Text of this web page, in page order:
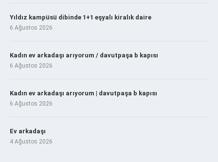
Yıldız kampüsü dibinde 1+1 eşyalı kiralık daire
6 Ağustos 2026
Kadın ev arkadaşı arıyorum / davutpaşa b kapısı
6 Ağustos 2026
Kadın ev arkadaşı arıyorum | davutpaşa b kapısı
6 Ağustos 2026
Ev arkadaşı
4 Ağustos 2026